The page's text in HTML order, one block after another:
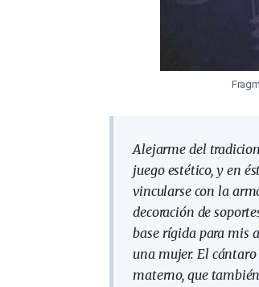
Alejarme del
juego estético, y en
vincularse con la
decoración de
base rígida para mis
una mujer. El
materno, que